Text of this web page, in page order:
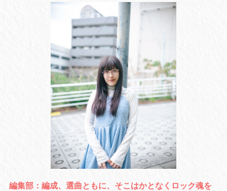
編集部：編成、選曲ともに、そこはかとなくロック魂を